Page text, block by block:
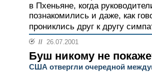
в Пхеньяне, когда
познакомились и даже, как
прониклись друг к другу
// 26.07.2001
Буш никому не
США отвергли очередной